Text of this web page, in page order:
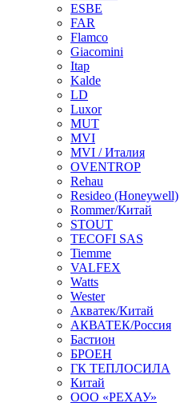
ESBE
FAR
Flamco
Giacomini
Itap
Kalde
LD
Luxor
MUT
MVI
MVI / Италия
OVENTROP
Rehau
Resideo (Honeywell)
Rommer/Китай
STOUT
TECOFI SAS
Tiemme
VALFEX
Watts
Wester
Акватек/Китай
АКВАТЕК/Россия
Бастион
БРОЕН
ГК ТЕПЛОСИЛА
Китай
ООО «РЕХАУ»